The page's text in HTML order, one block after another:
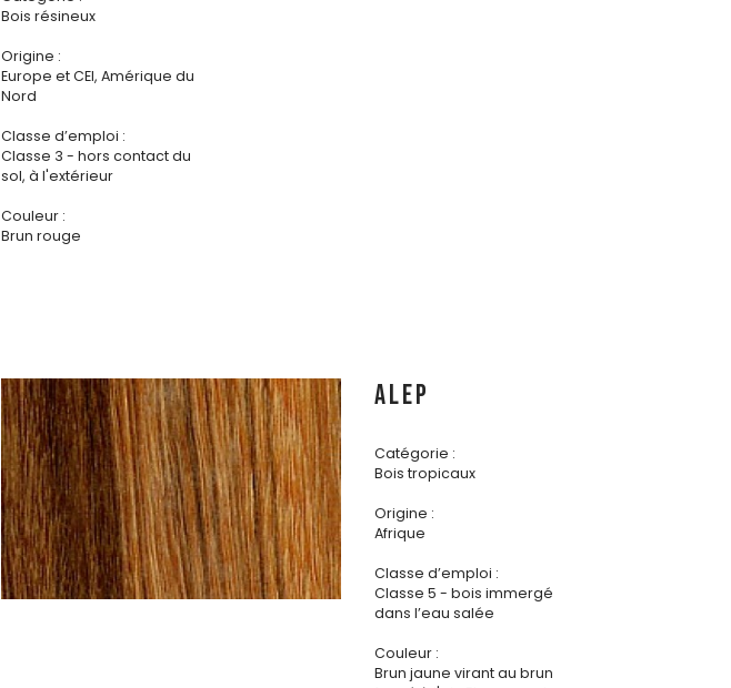
Bois résineux
Origine :
Europe et CEI, Amérique du
Nord
Classe d’emploi :
Classe 3 - hors contact du
sol, à l'extérieur
Couleur :
Brun rouge
ALEP
Catégorie :
Bois tropicaux
Origine :
Afrique
Classe d’emploi :
Classe 5 - bois immergé
dans l’eau salée
Couleur :
Brun jaune virant au brun